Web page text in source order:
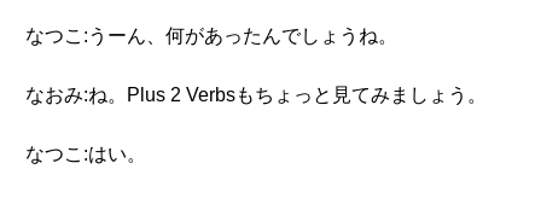
なつこ:うーん、何があったんでしょうね。
なおみ:ね。Plus 2 Verbsもちょっと見てみましょう。
なつこ:はい。